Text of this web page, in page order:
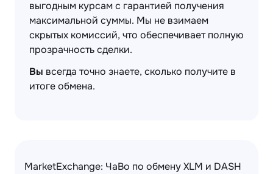
выгодным курсам с гарантией получения
максимальной суммы. Мы не взимаем
скрытых комиссий, что обеспечивает полную
прозрачность сделки.
Вы всегда точно знаете, сколько получите в
итоге обмена.
MarketExchange: ЧаВо по обмену XLM и DASH